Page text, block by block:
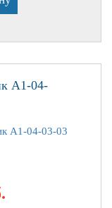
А1-04-